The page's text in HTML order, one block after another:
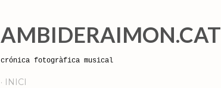
AMBIDERAIMON.CAT
crónica fotogràfica musical
INICI